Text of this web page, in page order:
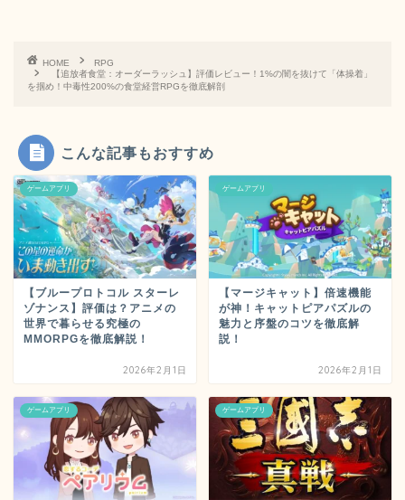
HOME
RPG
【追放者食堂：オーダーラッシュ】評価レビュー！1%の闇を抜けて「体操着」
を掴め！中毒性200%の食堂経営RPGを徹底解剖
こんな記事もおすすめ
ゲームアプリ
【ブループロトコル スターレ
ゾナンス】評価は？アニメの
世界で暮らせる究極の
MMORPGを徹底解説！
2026年2月1日
ゲームアプリ
【マージキャット】倍速機能
が神！キャットピアパズルの
魅力と序盤のコツを徹底解
説！
2026年2月1日
ゲームアプリ ゲームアプリ